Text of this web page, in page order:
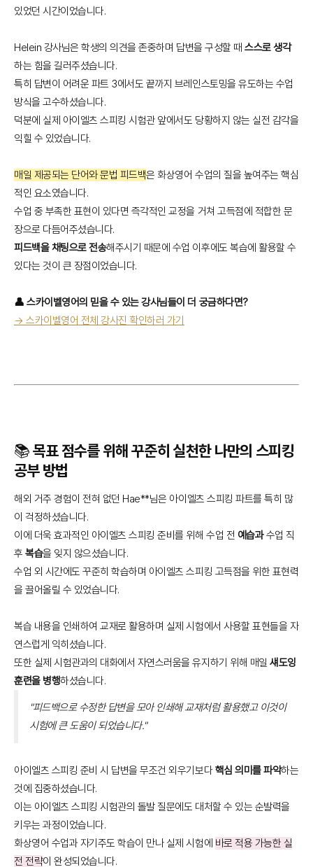
있었던 시간이었습니다.
Helein 강사님은 학생의 의견을 존중하며 답변을 구성할 때스스로 생각
하는 힘을 길러주셨습니다.
특히 답변이 어려운 파트 3에서도 끝까지 브레인스토밍을 유도하는 수업
방식을 고수하셨습니다.
덕분에 실제 아이엘츠 스피킹 시험관 앞에서도 당황하지 않는 실전 감각을
익힐 수 있었습니다.
매일 제공되는 단어와 문법 피드백은 화상영어 수업의 질을 높여주는 핵심
적인 요소였습니다.
수업 중 부족한 표현이 있다면 즉각적인 교정을 거쳐 고득점에 적합한 문
장으로 다듬어주셨습니다.
피드백을 채팅으로 전송해주시기 때문에 수업 이후에도 복습에 활용할 수
있다는 것이 큰 장점이었습니다.
👤 스카이벨영어의 믿을 수 있는 강사님들이 더 궁금하다면?
→ 스카이벨영어 전체 강사진 확인하러 가기
📚 목표 점수를 위해 꾸준히 실천한 나만의 스피킹
공부 방법
해외 거주 경험이 전혀 없던 Hae**님은 아이엘츠 스피킹 파트를 특히 많
이 걱정하셨습니다.
이에 더욱 효과적인 아이엘츠 스피킹 준비를 위해 수업 전 예습과수업 직
후복습을 잊지 않으셨습니다.
수업 외 시간에도 꾸준히 학습하며 아이엘츠 스피킹 고득점을 위한 표현력
을 끌어올릴 수 있었습니다.
복습 내용을 인쇄하여 교재로 활용하며 실제 시험에서 사용할 표현들을 자
연스럽게 익히셨습니다.
또한 실제 시험관과의 대화에서 자연스러움을 유지하기 위해 매일섀도잉
훈련을 병행하셨습니다.
"피드백으로 수정한 답변을 모아 인쇄해 교재처럼 활용했고 이것이
시험에 큰 도움이 되었습니다."
아이엘츠 스피킹 준비 시 답변을 무조건 외우기보다핵심 의미를 파악하는
것에 집중하셨습니다.
이는 아이엘츠 스피킹 시험관의 돌발 질문에도 대처할 수 있는 순발력을
키우는 과정이었습니다.
화상영어 수업과 자기주도 학습이 만나 실제 시험에 바로 적용 가능한 실
전 전략이 완성되었습니다.